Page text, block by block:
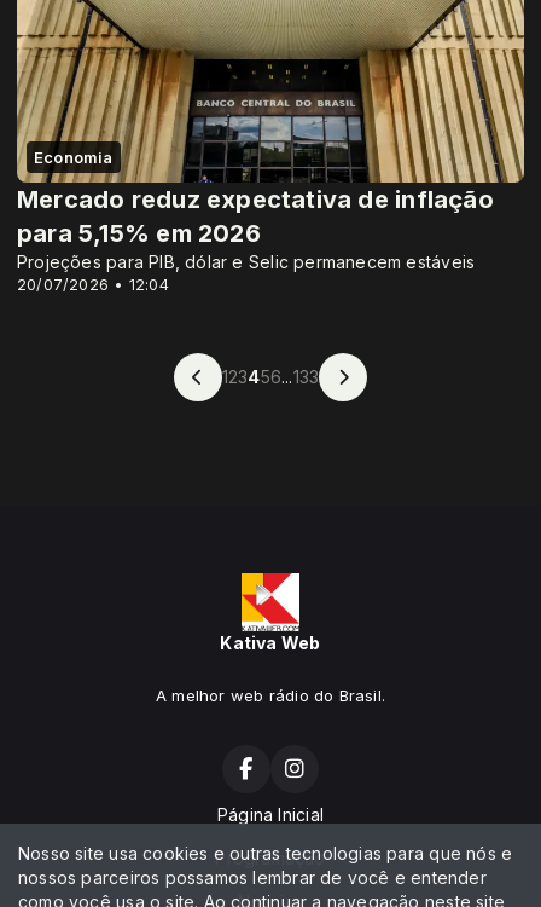
Economia
20/07/2026 • 12:04
Mercado reduz expectativa de inflação
para 5,15% em 2026
Projeções para PIB, dólar e Selic permanecem estáveis
123456...133
Kativa Web
A melhor web rádio do Brasil.
Página Inicial
Programação
Notícias
Nosso site usa cookies e outras tecnologias para que nós e
nossos parceiros possamos lembrar de você e entender
como você usa o site. Ao continuar a navegação neste site